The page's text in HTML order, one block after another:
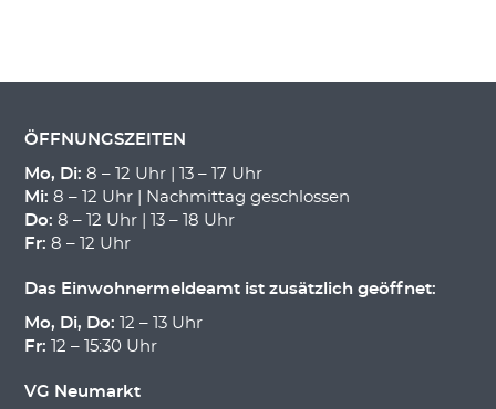
ÖFFNUNGSZEITEN
Mo, Di: 8 – 12 Uhr | 13 – 17 Uhr
Mi: 8 – 12 Uhr | Nachmittag geschlossen
Do: 8 – 12 Uhr | 13 – 18 Uhr
Fr: 8 – 12 Uhr
Das Einwohnermeldeamt ist zusätzlich geöffnet:
Mo, Di, Do: 12 – 13 Uhr
Fr: 12 – 15:30 Uhr
VG Neumarkt